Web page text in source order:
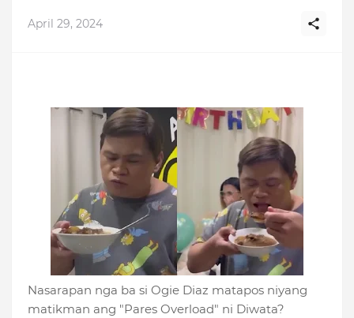
April 29, 2024
Nasarapan nga ba si Ogie Diaz matapos niyang
matikman ang "Pares Overload" ni Diwata?